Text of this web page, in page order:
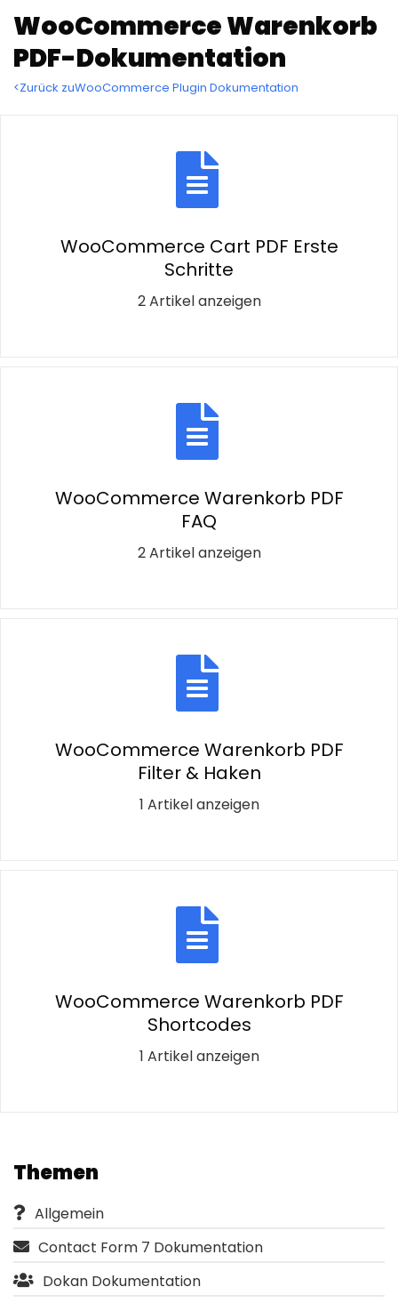
WooCommerce Warenkorb
PDF-Dokumentation
<Zurück zuWooCommerce Plugin Dokumentation
WooCommerce Cart PDF Erste
Schritte
2 Artikel anzeigen
WooCommerce Warenkorb PDF
FAQ
2 Artikel anzeigen
WooCommerce Warenkorb PDF
Filter & Haken
1 Artikel anzeigen
WooCommerce Warenkorb PDF
Shortcodes
1 Artikel anzeigen
Themen
Allgemein
Contact Form 7 Dokumentation
Dokan Dokumentation